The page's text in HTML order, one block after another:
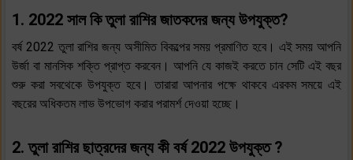
1. 2022 সাল কি তুলা রাশির জাতকদের জন্য উপযুক্ত?
বর্ষ 2022 তুলা রাশির জন্য অসীমিত বিকল্পের সময় প্রমাণিত হবে। এই সময় আপনি
উর্জা বা মানসিক শক্তি প্রাপ্ত করবেন। আপনি যে কাজই করতে চান সেটি এই বছর
শুরু করা সবথেকে উপযুক্ত হবে। তারারা আপনার পক্ষে থাকবে এরকম সময়ে এই
বছরের অধিকতম লাভ উপভোগ করার পরামর্শ দেওয়া হচ্ছে।
2. তুলা রাশির ছাত্রদের জন্য কী বর্ষ 2022 উপযুক্ত ?